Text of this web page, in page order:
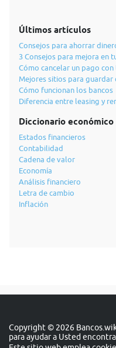
Últimos artículos
Consejos para ahorrar
3 Consejos para mejora en
Cómo cancelar un pago
Mejores sitios para guardar
Cómo funcionan los bancos
Diferencia entre leasing y
Diccionario económico
Estados financieros
Contabilidad
Cadena de valor
Economía
Análisis financiero
Letra de cambio
Inflación
Copyright © 2026
para ayudar a Usted